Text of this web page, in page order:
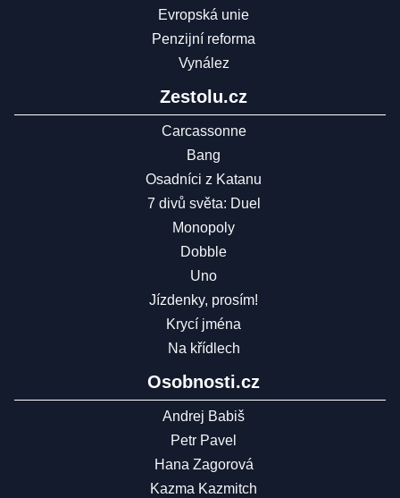
Evropská unie
Penzijní reforma
Vynález
Zestolu.cz
Carcassonne
Bang
Osadníci z Katanu
7 divů světa: Duel
Monopoly
Dobble
Uno
Jízdenky, prosím!
Krycí jména
Na křídlech
Osobnosti.cz
Andrej Babiš
Petr Pavel
Hana Zagorová
Kazma Kazmitch